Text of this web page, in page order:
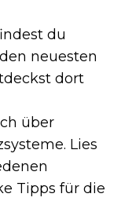
du
neuesten
dort
über
Lies
Tipps für die